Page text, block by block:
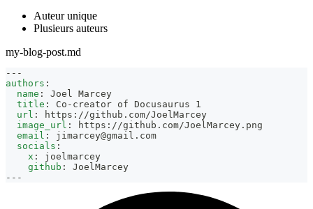
Auteur unique
Plusieurs auteurs
my-blog-post.md
---
authors :
name :
Joel Marcey
title : Co - creator of Docusaurus 1
url : https : //github.com/JoelMarcey
image_url : https : //github.com/JoelMarcey.png
email :
jimarcey@gmail.com
socials :
x :
joelmarcey
github :
JoelMarcey
---